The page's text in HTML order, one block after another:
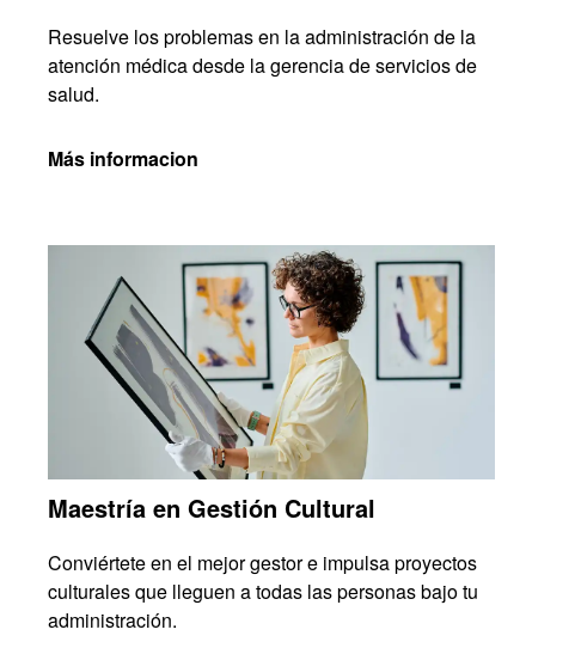
Resuelve los problemas en la administración de la
atención médica desde la gerencia de servicios de
salud.
Más informacion
Maestría en Gestión Cultural
Conviértete en el mejor gestor e impulsa proyectos
culturales que lleguen a todas las personas bajo tu
administración.